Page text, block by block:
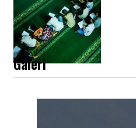
Galeri